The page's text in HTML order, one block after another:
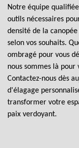
Notre équipe
outils nécessaires
densité de la
selon vos souhaits.
ombragé pour vous
nous sommes là
Contactez-nous dès
d'élagage
transformer votre
paix verdoyant.